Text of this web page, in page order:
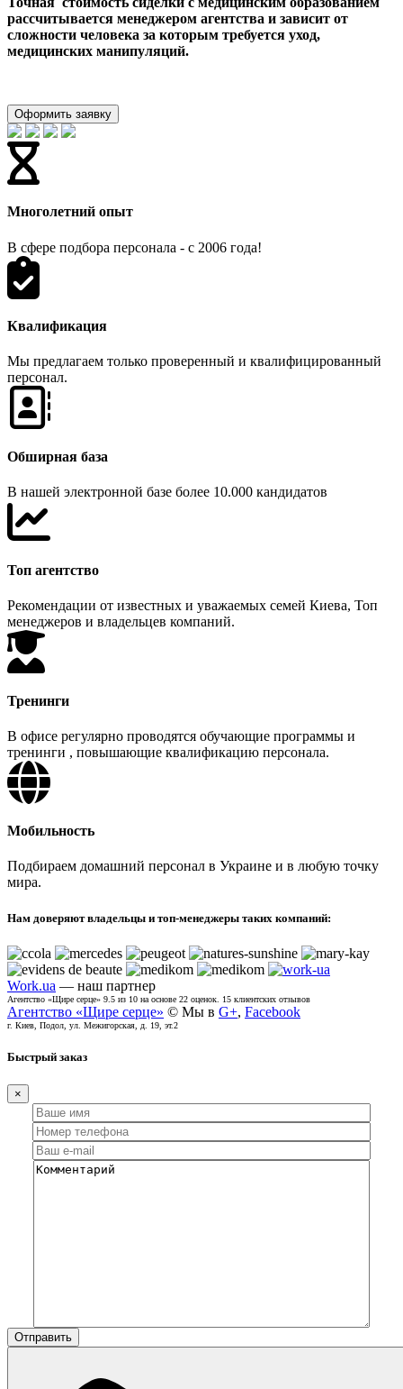
рассчитывается менеджером агентства и зависит от
сложности человека за которым требуется уход,
медицинских манипуляций.
Оформить заявку
Многолетний опыт
В сфере подбора персонала - с 2006 года!
Квалификация
Мы предлагаем только проверенный и квалифицированный
персонал.
Обширная база
В нашей электронной базе более 10.000 кандидатов
Топ агентство
Рекомендации от известных и уважаемых семей Киева, Топ
менеджеров и владельцев компаний.
Тренинги
В офисе регулярно проводятся обучающие программы и
тренинги , повышающие квалификацию персонала.
Мобильность
Подбираем домашний персонал в Украине и в любую точку
мира.
Нам доверяют владельцы и топ-менеджеры таких компаний:
Work.ua — наш партнер
Агентство «Щире серце» 9.5 из 10 на основе 22 оценок. 15 клиентских отзывов
Агентство «Щире серце» © Мы в G+, Facebook
г. Киев, Подол, ул. Межигорская, д. 19, эт.2
Быстрый заказ
×
Отправить